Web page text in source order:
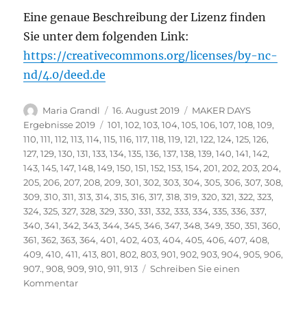
Eine genaue Beschreibung der Lizenz finden
Sie unter dem folgenden Link:
https://creativecommons.org/licenses/by-nc-
nd/4.0/deed.de
Autor
Maria Grandl
Veröffentlicht
am
16. August 2019 Kategorien
MAKER DAYS
Ergebnisse 2019
Schlagwörter
101,102,103,104,105,106,107,108,109,
110,111,112,113,114,115,116,117,118,119,121,122,124,125,126,
127,129,130,131,133,134,135,136,137,138,139,140,141,142,
143,145,147,148,149,150,151,152,153,154,201,202,203,204,
205,206,207,208,209,301,302,303,304,305,306,307,308,
309,310,311,313,314,315,316,317,318,319,320,321,322,323,
324,325,327,328,329,330,331,332,333,334,335,336,337,
340,341,342,343,344,345,346,347,348,349,350,351,360,
361,362,363,364,401,402,403,404,405,406,407,408,
409,410,411,413,801,802,803,901,902,903,904,905,906,
907.,908,909,910,911,913
Schreiben Sie einen
Kommentarzu